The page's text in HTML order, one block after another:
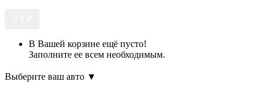
В Вашей корзине ещё пусто!
Заполните ее всем необходимым.
Выберите ваш авто ▼